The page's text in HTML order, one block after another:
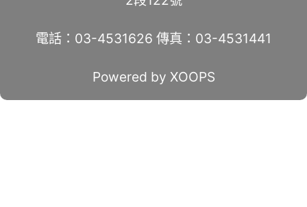
電話：03-4531626 傳真：03-4531441
Powered by XOOPS